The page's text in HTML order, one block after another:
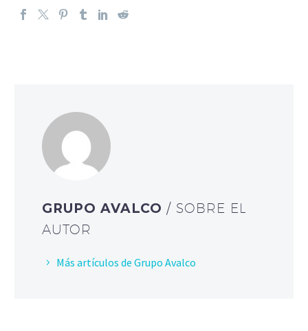
GRUPO AVALCO / SOBRE EL
AUTOR
Más artículos de Grupo Avalco